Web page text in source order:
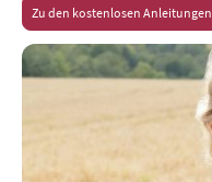
Zu den kostenlosen Anleitungen